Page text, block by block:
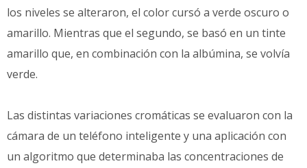
los niveles se alteraron, el color cursó a verde oscuro o
amarillo. Mientras que el segundo, se basó en un tinte
amarillo que, en combinación con la albúmina, se volvía
verde.
Las distintas variaciones cromáticas se evaluaron con la
cámara de un teléfono inteligente y una aplicación con
un algoritmo que determinaba las concentraciones de